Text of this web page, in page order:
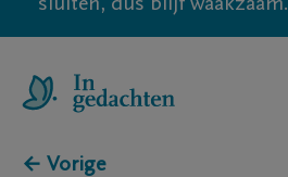
sluiten, dus blijf waakzaam.
← Vorige